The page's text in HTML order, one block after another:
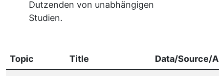
Studien.
Microfat -
Micro-
July 10, 2026;